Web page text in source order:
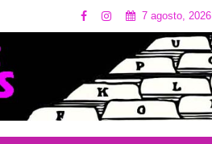
7 agosto, 2026